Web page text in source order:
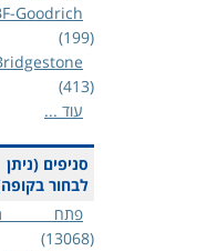
Goodrich
(199)
(413)
עוד ...
סניפים (ניתן
לבחור
פתח
(13068)